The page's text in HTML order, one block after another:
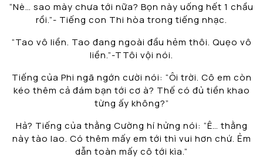
“Nè… sao mày chưa tới nữa? Bọn này uống hết 1 chầu
rồi.”- Tiếng con Thi hòa trong tiếng nhạc.
“Tao vô liền. Tao đang ngoài đầu hẻm thôi. Quẹo vô
liền.”-TTôi vội nói.
Tiếng của Phi ngã ngớn cười nói: “Ôi trời. Cô em còn
kéo thêm cả đám bạn tới cơ à? Thế có đủ tiền khao
từng ấy không?”
Hả? Tiếng của thằng Cường hí hửng nói: “Ê… thằng
này tào lao. Có thêm mấy em tới thì vui hơn chứ. Ẻm
dẫn toàn mấy cô tới kìa.”